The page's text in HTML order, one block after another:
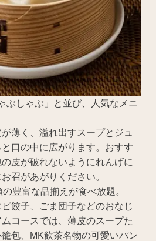
ぶしゃぶ」と並び、人気なメニ
薄く、溢れ出すスープとジュ
口の中に広がります。おすす
皮が破れないようにれんげに
召があがりください。
豊富な品揃えが食べ放題。
餃子、ごま団子などのおなじ
コースでは、薄皮のスープた
包、MK飲茶名物の可愛いパン